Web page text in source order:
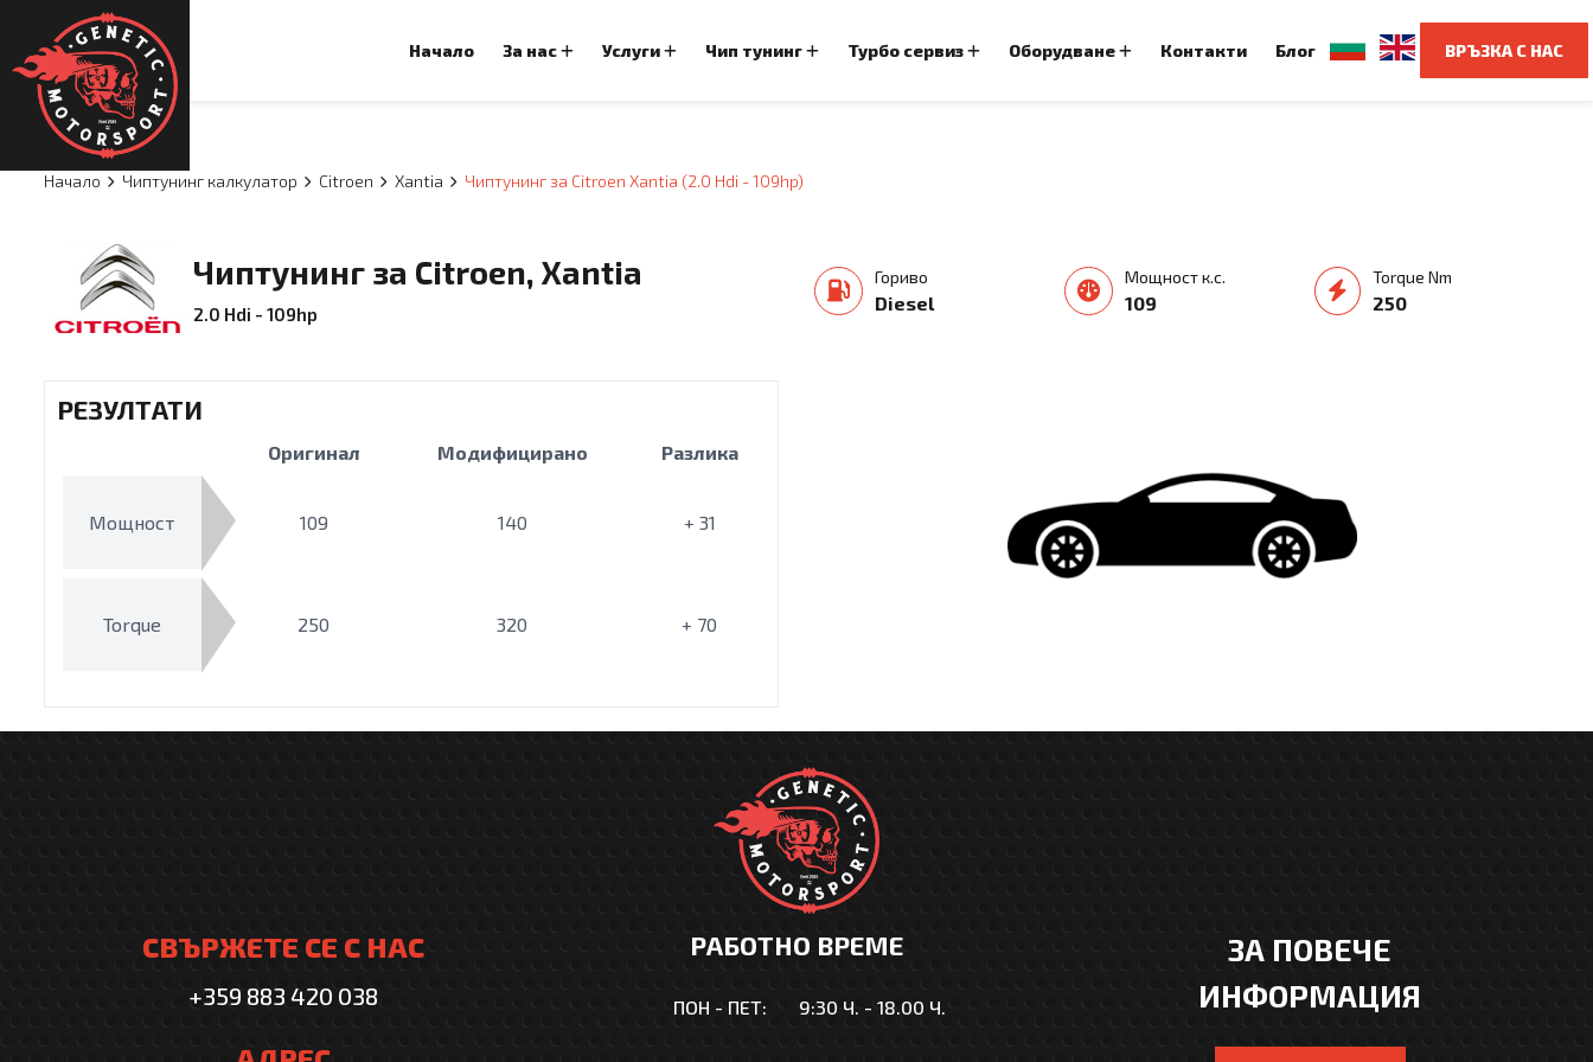
Начало За нас Услуги Чип тунинг Турбо сервиз Оборудване Контакти Блог ВРЪЗКА С НАС
Начало Чиптунинг калкулатор Citroen Xantia Чиптунинг за Citroen Xantia (2.0 Hdi - 109hp)
Чиптунинг за Citroen, Xantia
2.0 Hdi - 109hp
Гориво
Diesel
Мощност к.с.
109
Torque Nm
250
РЕЗУЛТАТИ
Оригинал Модифицирано Разлика
Мощност 109 140 + 31
Torque 250 320 + 70
СВЪРЖЕТЕ СЕ С НАС
+359 883 420 038
РАБОТНО ВРЕМЕ
ПОН - ПЕТ: 9:30 Ч. - 18.00 Ч.
ЗА ПОВЕЧЕ
ИНФОРМАЦИЯ